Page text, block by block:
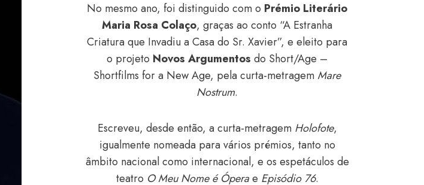
No mesmo ano, foi distinguido com o Prémio Literário
Maria Rosa Colaço, graças ao conto “A Estranha
Criatura que Invadiu a Casa do Sr. Xavier”, e eleito para
o projeto Novos Argumentos do Short/Age –
Shortfilms for a New Age, pela curta-metragem Mare
Nostrum.
Escreveu, desde então, a curta-metragem Holofote,
igualmente nomeada para vários prémios, tanto no
âmbito nacional como internacional, e os espetáculos de
teatro O Meu Nome é Óperae Episódio 76.